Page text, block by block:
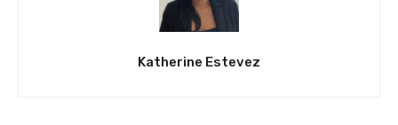
Katherine Estevez